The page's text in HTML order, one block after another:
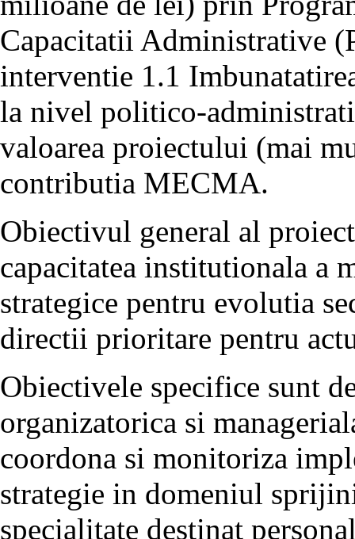
Capacitatii Administrative
interventie 1.1
la nivel politico-
valoarea proiectului (mai
contributia MECMA.
Obiectivul general al
capacitatea institutionala a
strategice pentru evolutia
directii prioritare pentru
Obiectivele specifice sunt
organizatorica si
coordona si monitoriza
strategie in domeniul
specialitate destinat